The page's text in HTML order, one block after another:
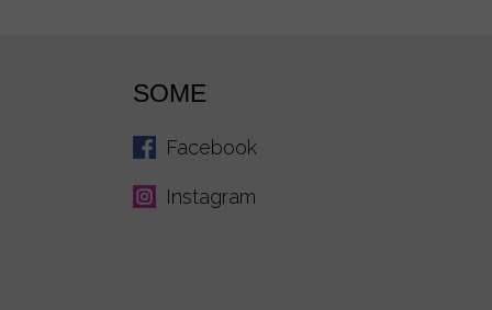
SOME
Facebook
Instagram